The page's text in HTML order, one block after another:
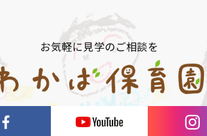
お気軽に見学のご相談を